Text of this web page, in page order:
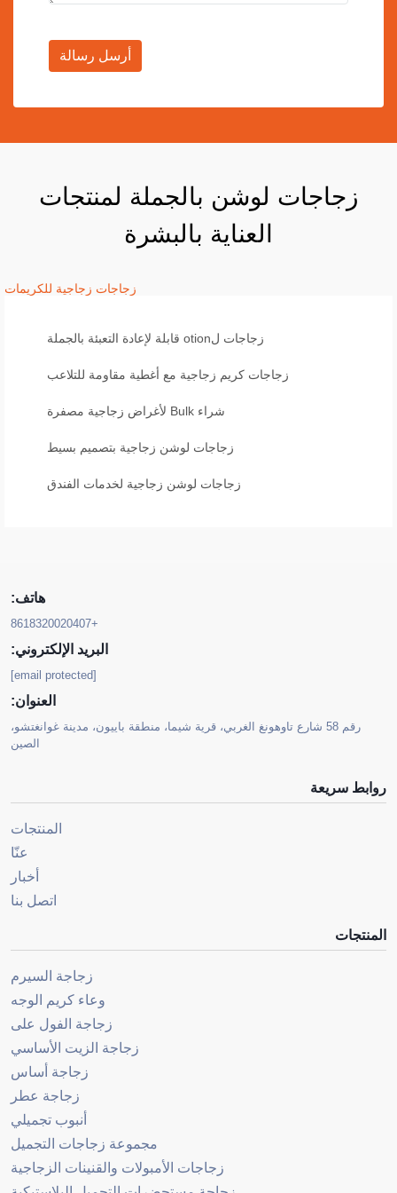
أرسل رسالة
زجاجات لوشن بالجملة لمنتجات
العناية بالبشرة
زجاجات زجاجية للكريمات
زجاجات لotion قابلة لإعادة التعبئة بالجملة
زجاجات كريم زجاجية مع أغطية مقاومة للتلاعب
شراء Bulk لأغراض زجاجية مصفرة
زجاجات لوشن زجاجية بتصميم بسيط
زجاجات لوشن زجاجية لخدمات الفندق
هاتف:
+8618320020407
البريد الإلكتروني:
[email protected]
العنوان:
رقم 58 شارع تاوهونغ الغربي، قرية شيما، منطقة باييون، مدينة غوانغتشو،
الصين
روابط سريعة
المنتجات
عنّا
أخبار
اتصل بنا
المنتجات
زجاجة السيرم
وعاء كريم الوجه
زجاجة الفول على
زجاجة الزيت الأساسي
زجاجة أساس
زجاجة عطر
أنبوب تجميلي
مجموعة زجاجات التجميل
زجاجات الأمبولات والقنينات الزجاجية